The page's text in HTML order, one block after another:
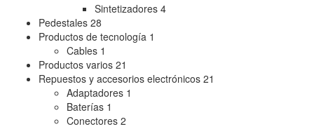
Sintetizadores 4
Pedestales 28
Productos de tecnología 1
Cables 1
Productos varios 21
Repuestos y accesorios electrónicos 21
Adaptadores 1
Baterías 1
Conectores 2